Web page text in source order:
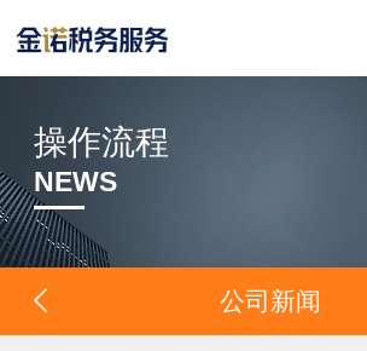
操作流程
NEWS
公司新闻